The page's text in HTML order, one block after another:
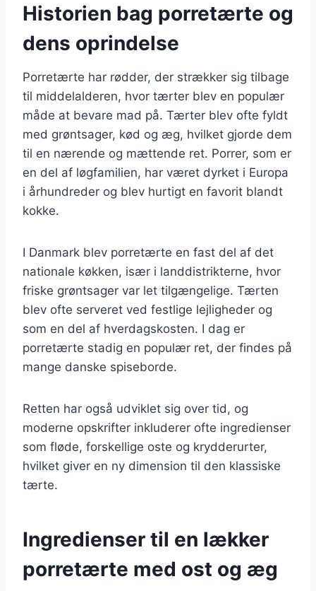
Historien bag porretærte og
dens oprindelse
Porretærte har rødder, der strækker sig tilbage
til middelalderen, hvor tærter blev en populær
måde at bevare mad på. Tærter blev ofte fyldt
med grøntsager, kød og æg, hvilket gjorde dem
til en nærende og mættende ret. Porrer, som er
en del af løgfamilien, har været dyrket i Europa
i århundreder og blev hurtigt en favorit blandt
kokke.
I Danmark blev porretærte en fast del af det
nationale køkken, især i landdistrikterne, hvor
friske grøntsager var let tilgængelige. Tærten
blev ofte serveret ved festlige lejligheder og
som en del af hverdagskosten. I dag er
porretærte stadig en populær ret, der findes på
mange danske spiseborde.
Retten har også udviklet sig over tid, og
moderne opskrifter inkluderer ofte ingredienser
som fløde, forskellige oste og krydderurter,
hvilket giver en ny dimension til den klassiske
tærte.
Ingredienser til en lækker
porretærte med ost og æg